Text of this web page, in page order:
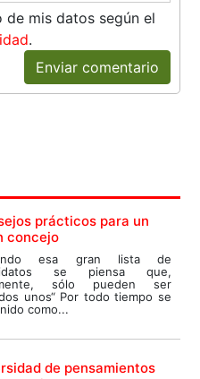
mis datos según el
.
Enviar comentario
prácticos para un
concejo
esa gran lista de
se piensa que,
sólo pueden ser
unos“ Por todo tiempo se
como...
de pensamientos